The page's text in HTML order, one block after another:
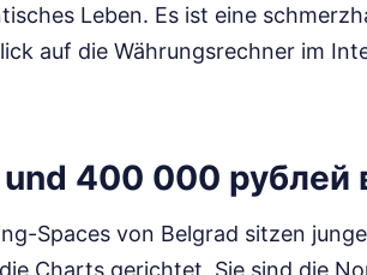
Leben. Es ist eine
auf die Währungsrechner im
400 000 рублей
Spaces von Belgrad sitzen
Charts gerichtet. Sie sind die